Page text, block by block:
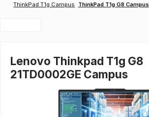
ThinkPad T1g Campus
ThinkPad T1g G8 Campus
Lenovo Thinkpad T1g G8
21TD0002GE Campus
Bildergalerie überspringen